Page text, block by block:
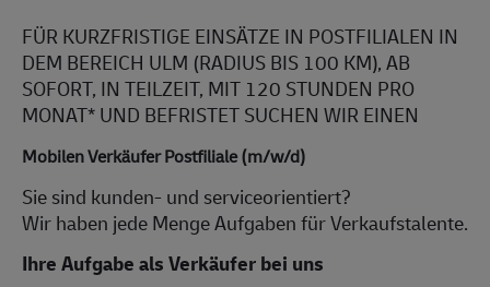
FÜR KURZFRISTIGE EINSÄTZE IN POSTFILIALEN IN
DEM BEREICH ULM (RADIUS BIS 100 KM), AB
SOFORT, IN TEILZEIT, MIT 120 STUNDEN PRO
MONAT* UND BEFRISTET SUCHEN WIR EINEN
Mobilen Verkäufer Postfiliale (m/w/d)
Sie sind kunden- und serviceorientiert?
Wir haben jede Menge Aufgaben für Verkaufstalente.
Ihre Aufgabe als Verkäufer bei uns